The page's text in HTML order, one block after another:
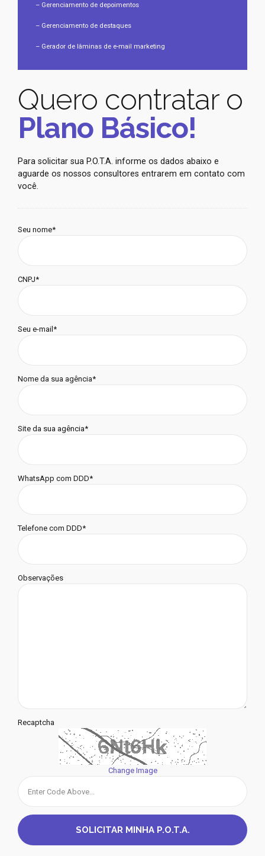
– Gerenciamento de depoimentos
– Gerenciamento de destaques
– Gerador de lâminas de e-mail marketing
Quero contratar o
Plano Básico!
Para solicitar sua P.O.T.A. informe os dados abaixo e
aguarde os nossos consultores entrarem em contato com
você.
Seu nome*
CNPJ*
Seu e-mail*
Nome da sua agência*
Site da sua agência*
WhatsApp com DDD*
Telefone com DDD*
Observações
Recaptcha
Change Image